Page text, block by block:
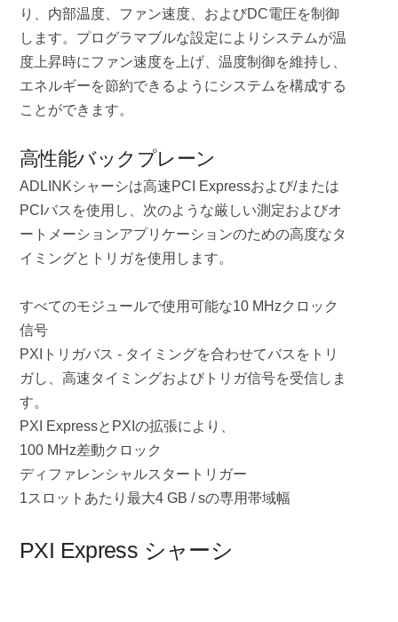
り、内部温度、ファン速度、およびDC電圧を制御
します。プログラマブルな設定によりシステムが温
度上昇時にファン速度を上げ、温度制御を維持し、
エネルギーを節約できるようにシステムを構成する
ことができます。
高性能バックプレーン
ADLINKシャーシは高速PCI Expressおよび/または
PCIバスを使用し、次のような厳しい測定およびオ
ートメーションアプリケーションのための高度なタ
イミングとトリガを使用します。
すべてのモジュールで使用可能な10 MHzクロック
信号
PXIトリガバス - タイミングを合わせてバスをトリ
ガし、高速タイミングおよびトリガ信号を受信しま
す。
PXI ExpressとPXIの拡張により、
100 MHz差動クロック
ディファレンシャルスタートリガー
1スロットあたり最大4 GB / sの専用帯域幅
PXI Express シャーシ